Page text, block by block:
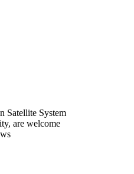
Satellite System
are welcome